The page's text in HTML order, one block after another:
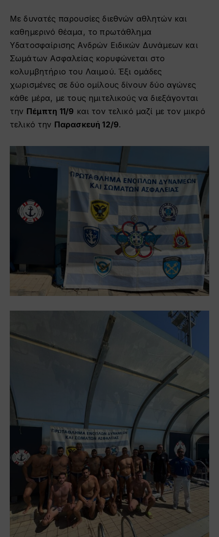
Με δυνατές παρουσίες διεθνών αθλητών και
καθημερινό θέαμα, το πρωτάθλημα
Υδατοσφαίρισης Ανδρών Ειδικών Δυνάμεων και
Σωμάτων Ασφαλείας κορυφώνεται στο
κολυμβητήριο του Λαιμού. Έξι ομάδες
χωρισμένες σε δύο ομίλους δίνουν δύο αγώνες
κάθε μέρα, με τους ημιτελικούς να διεξάγονται
την Πέμπτη 11/9 και τον τελικό μαζί με τον μικρό
τελικό την Παρασκευή 12/9.